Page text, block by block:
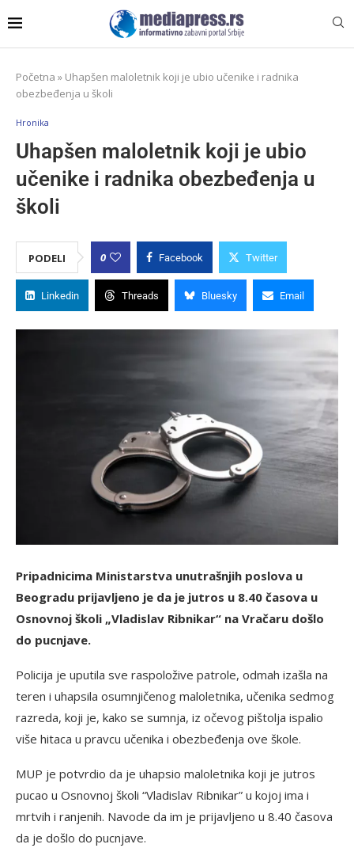
Početna » Uhapšen maloletnik koji je ubio učenike i radnika
obezbeđenja u školi
Hronika
Uhapšen maloletnik koji je ubio
učenike i radnika obezbeđenja u
školi
PODELI 0 Facebook Twitter
Linkedin Threads Bluesky Email
Pripadnicima Ministarstva unutrašnjih poslova u
Beogradu prijavlјeno je da je jutros u 8.40 časova u
Osnovnoj školi „Vladislav Ribnikar“ na Vračaru došlo
do pucnjave.
Policija je uputila sve raspoložive patrole, odmah izašla na
teren i uhapsila osumnjičenog maloletnika, učenika sedmog
razreda, koji je, kako se sumnja, iz očevog pištolјa ispalio
više hitaca u pravcu učenika i obezbeđenja ove škole.
MUP je potvrdio da je uhapsio maloletnika koji je jutros
pucao u Osnovnoj školi “Vladislav Ribnikar” u kojoj ima i
mrtvih i ranjenih. Navode da im je prijavljeno u 8.40 časova
da je došlo do pucnjave.